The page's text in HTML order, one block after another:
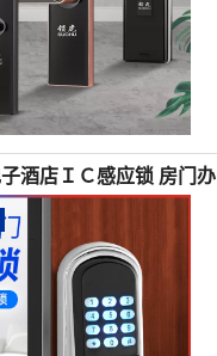
子酒店ＩＣ感应锁 房门办
能门锁可直接替换球形-
锁(沐普旗舰店仅售226.4